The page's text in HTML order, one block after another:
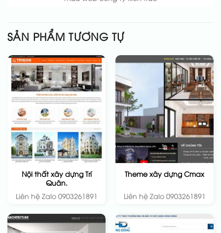
SẢN PHẨM TƯƠNG TỰ
Nội thất xây dựng Trí
Quân.
Liên hệ Zalo 0903261891
Theme xây dựng Cmax
Liên hệ Zalo 0903261891